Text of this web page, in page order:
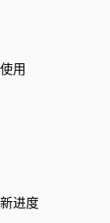
用
进度